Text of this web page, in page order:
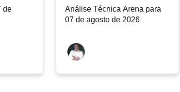
de
Análise Técnica Arena para
07 de agosto de 2026